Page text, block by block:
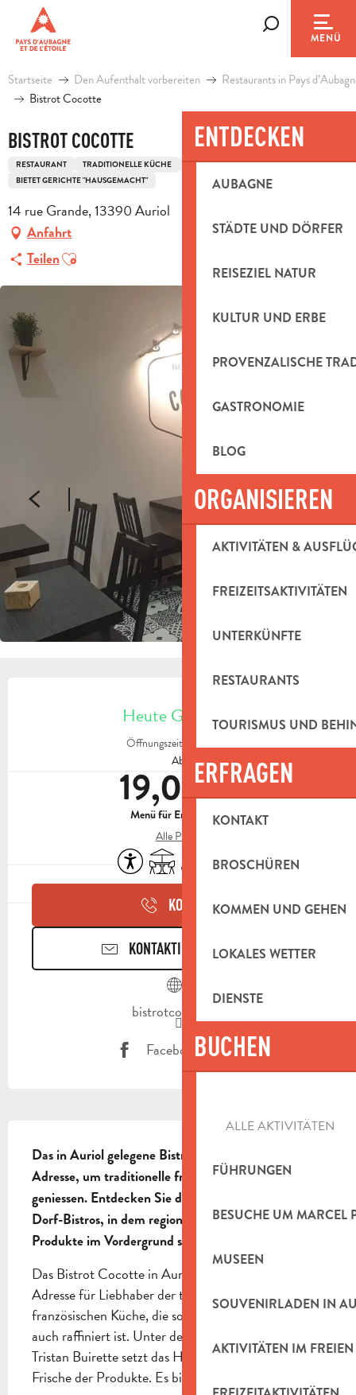
contenu
principal
MENÜ
ENTDECKEN
AUBAGNE
STÄDTE UND DÖRFER
REISEZIEL NATUR
KULTUR UND ERBE
PROVENZALISCHE
GASTRONOMIE
BLOG
ORGANISIEREN
AKTIVITÄTEN &
FREIZEITSAKTIVITÄTEN
UNTERKÜNFTE
RESTAURANTS
TOURISMUS UND
ERFRAGEN
KONTAKT
BROSCHÜREN
KOMMEN UND GEHEN
LOKALES WETTER
DIENSTE
BUCHEN
ALLE AKTIVITÄTEN
FÜHRUNGEN
BESUCHE UM MARCEL
MUSEEN
SOUVENIRLADEN IN
AKTIVITÄTEN IM FREIEN
Startseite Den Aufenthalt vorbereiten
Restaurants in Pays
Bistrot Cocotte
BISTROT COCOTTE
RESTAURANT TRADITIONELLE KÜCHE
TRADITIONELLE FRANZÖSISCHE KÜCHE
BIETET GERICHTE "HAUSGEMACHT"
14 rue Grande, 13390 Auriol
Anfahrt
TeilenAjouter aux favoris
ÖFFNUNGSZEITEN &
Heute Geöffnet
Öffnungszeiten ansehen
Ab
19,00 €
Menü für Erwachsene
Alle Preise
Zugänglichkeit
Terrasse Klimaanlage
Tiere erlaubt
KONTAKT
KONTAKTIEREN SIE UNS
bistrotcocotte.fr
Facebook Seite
Das in Auriol gelegene Bistrot Cocotte ist eine ideale
Adresse, um traditionelle französische Küche zu
geniessen. Entdecken Sie die Authentizität eines
Dorf-Bistros, in dem regionale Aromen und saisonale
Produkte im Vordergrund stehen.
Das Bistrot Cocotte in Auriol ist eine unverzichtbare
Adresse für Liebhaber der traditionellen
französischen Küche, die sowohl schmackhaft als
auch raffiniert ist. Unter der Leitung von Chefkoch
Tristan Buirette setzt das Haus auf die Exzellenz und
Frische der Produkte. Es bietet eine kurze und...